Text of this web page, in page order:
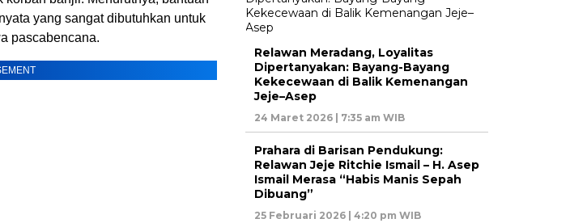
yang sangat dibutuhkan untuk
pascabencana.
Relawan Meradang, Loyalitas
Dipertanyakan: Bayang-Bayang
Kekecewaan di Balik Kemenangan
Jeje–Asep
24 Maret 2026 | 7:35 am WIB
Prahara di Barisan Pendukung:
Relawan Jeje Ritchie Ismail – H. Asep
Ismail Merasa “Habis Manis Sepah
Dibuang”
25 Februari 2026 | 4:20 pm WIB